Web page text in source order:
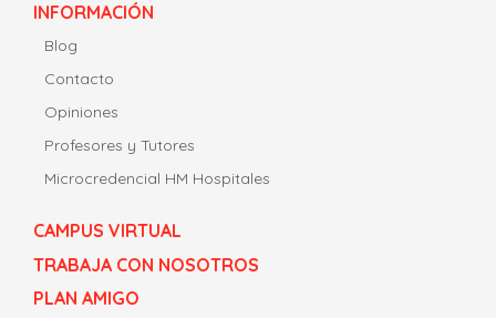
INFORMACIÓN
Blog
Contacto
Opiniones
Profesores y Tutores
Microcredencial HM Hospitales
CAMPUS VIRTUAL
TRABAJA CON NOSOTROS
PLAN AMIGO